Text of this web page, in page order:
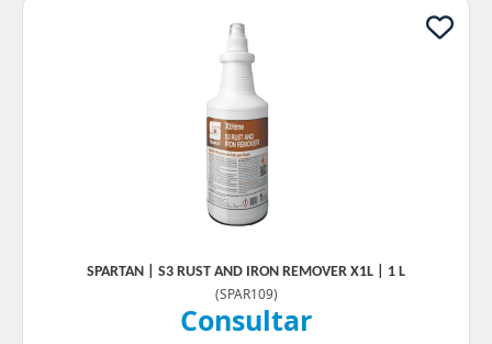
SPARTAN | S3 RUST AND IRON REMOVER X1L | 1 L
(SPAR109)
Consultar